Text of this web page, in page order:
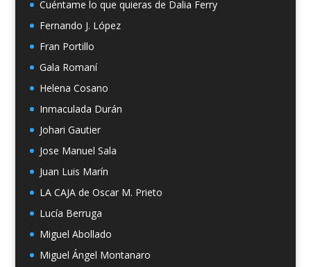
Cuéntame lo que quieras de Dalia Ferry
Fernando J. López
Fran Portillo
Gala Romaní
Helena Cosano
Inmaculada Durán
Johari Gautier
Jose Manuel Sala
Juan Luis Marín
LA CAJA de Oscar M. Prieto
Lucía Berruga
Miguel Abollado
Miguel Ángel Montanaro